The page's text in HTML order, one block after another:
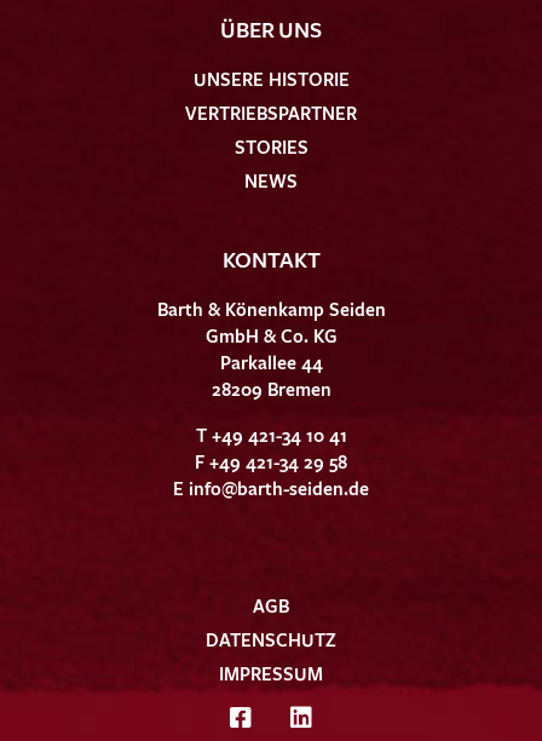
ÜBER UNS
UNSERE HISTORIE
VERTRIEBSPARTNER
STORIES
NEWS
KONTAKT
Barth & Könenkamp Seiden
GmbH & Co. KG
Parkallee 44
28209 Bremen
T +49 421-34 10 41
F +49 421-34 29 58
E info@barth-seiden.de
AGB
DATENSCHUTZ
IMPRESSUM